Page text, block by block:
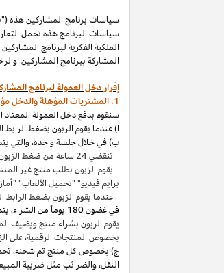
سياسات برنامج المشاركين هذه ("
سياسات البرنامج هذه تحمل
المشاركة ببرنامج المشاركين او
إقرار دخل العمولة لبرنامج
1. المشتريات المؤهلة والدخل مؤهل
سنقوم بدفع دخل العمولة المعتاد الموصوف في البند 3 من إقرار دخل
ا) عندما يقوم الزبون بضغط
ب) في خلال جلسة واحدة،والتي
تنقضي 24 ساعة من ضغط الزبون على الرابط الخاص؛
يقوم الزبون بطلب منتج غير
برايم فيديو" "تحميل الألعاب"
عندما يقوم الزبون بضغط
في غضون180 يوماً من الشراء، يتم شحن المنتج للعميل أو بثه أو تنزيله من قبله، ودفعه لثمنه
يقوم الزبون بشراء منتج ويضيف المنتج عربة التسوق
بخصوص المنتجات الرقمية،على
ج) بخصوص كل منتج تم شحنه،
النقل،والضرائب مثل ضريبة